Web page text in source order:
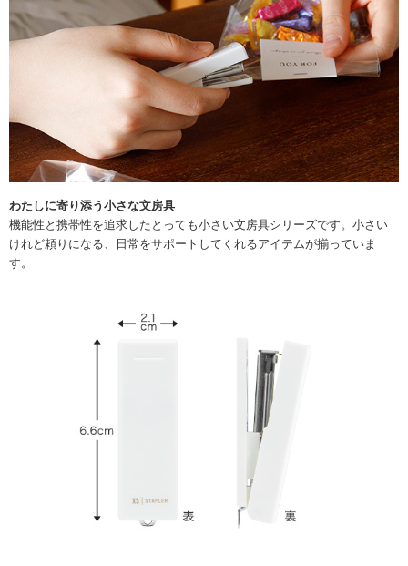
わたしに寄り添う小さな文房具
機能性と携帯性を追求したとっても小さい文房具シリーズです。小さい
けれど頼りになる、日常をサポートしてくれるアイテムが揃っていま
す。